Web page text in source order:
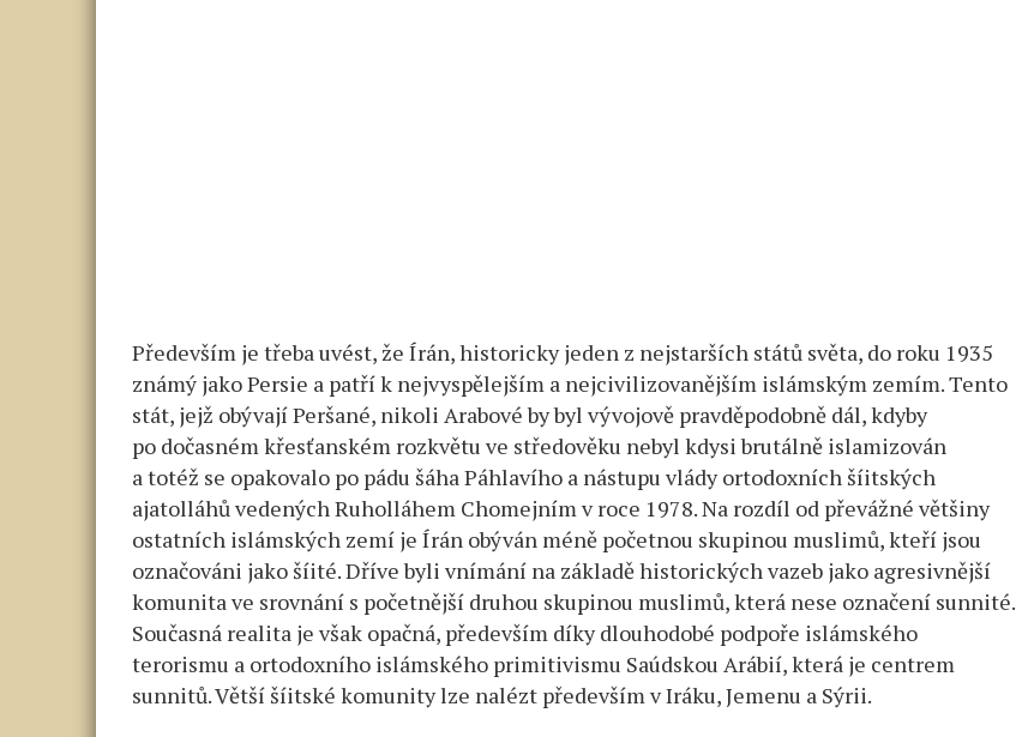
Především je třeba uvést, že Írán, historicky jeden z nejstarších států světa, do roku 1935
známý jako Persie a patří k nejvyspělejším a nejcivilizovanějším islámským zemím. Tento
stát, jejž obývají Peršané, nikoli Arabové by byl vývojově pravděpodobně dál, kdyby
po dočasném křesťanském rozkvětu ve středověku nebyl kdysi brutálně islamizován
a totéž se opakovalo po pádu šáha Páhlavího a nástupu vlády ortodoxních šíitských
ajatolláhů vedených Ruholláhem Chomejním v roce 1978. Na rozdíl od převážné většiny
ostatních islámských zemí je Írán obýván méně početnou skupinou muslimů, kteří jsou
označováni jako šíité. Dříve byli vnímání na základě historických vazeb jako agresivnější
komunita ve srovnání s početnější druhou skupinou muslimů, která nese označení sunnité.
Současná realita je však opačná, především díky dlouhodobé podpoře islámského
terorismu a ortodoxního islámského primitivismu Saúdskou Arábií, která je centrem
sunnitů. Větší šíitské komunity lze nalézt především v Iráku, Jemenu a Sýrii.